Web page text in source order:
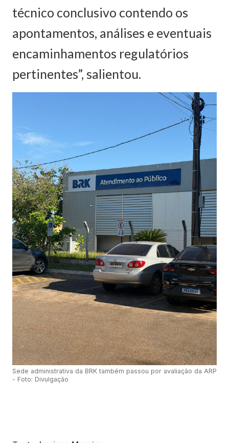
técnico conclusivo contendo os
apontamentos, análises e eventuais
encaminhamentos regulatórios
pertinentes”, salientou.
Sede administrativa da BRK também passou por avaliação da ARP
- Foto: Divulgação